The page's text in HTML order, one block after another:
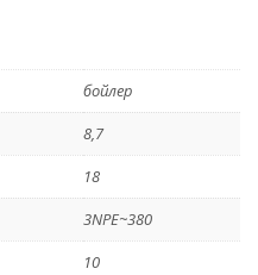
бойлер
8,7
18
3NPE~380
10